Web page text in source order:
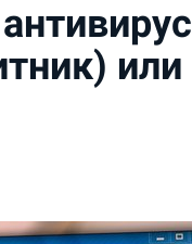
или